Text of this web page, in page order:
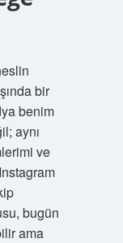
bir
benim
aynı
ve
bugün
ama